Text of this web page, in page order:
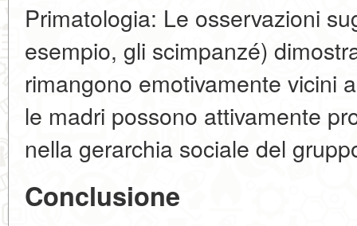
Primatologia: Le osservazioni
esempio, gli scimpanzé)
rimangono emotivamente vicini
le madri possono attivamente
nella gerarchia sociale del
Conclusione